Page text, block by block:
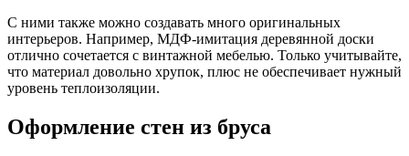
С ними также можно создавать много оригинальных
интерьеров. Например, МДФ-имитация деревянной доски
отлично сочетается с винтажной мебелью. Только учитывайте,
что материал довольно хрупок, плюс не обеспечивает нужный
уровень теплоизоляции.
Оформление стен из бруса